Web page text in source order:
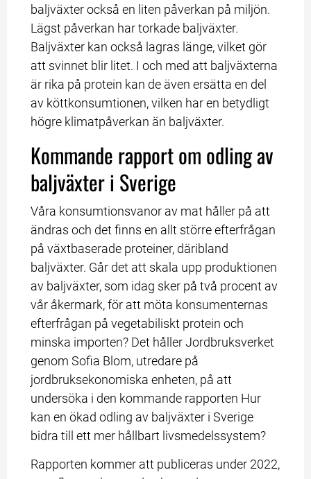
baljväxter också en liten påverkan på miljön.
Lägst påverkan har torkade baljväxter.
Baljväxter kan också lagras länge, vilket gör
att svinnet blir litet. I och med att baljväxterna
är rika på protein kan de även ersätta en del
av köttkonsumtionen, vilken har en betydligt
högre klimatpåverkan än baljväxter.
Kommande rapport om odling av
baljväxter i Sverige
Våra konsumtionsvanor av mat håller på att
ändras och det finns en allt större efterfrågan
på växtbaserade proteiner, däribland
baljväxter. Går det att skala upp produktionen
av baljväxter, som idag sker på två procent av
vår åkermark, för att möta konsumenternas
efterfrågan på vegetabiliskt protein och
minska importen? Det håller Jordbruksverket
genom Sofia Blom, utredare på
jordbruksekonomiska enheten, på att
undersöka i den kommande rapporten Hur
kan en ökad odling av baljväxter i Sverige
bidra till ett mer hållbart livsmedelssystem?
Rapporten kommer att publiceras under 2022,